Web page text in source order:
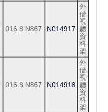
016.8 N867 N014917
外
借
視
聽
資
料
架
016.8 N867 N014918
外
借
視
聽
資
料
架